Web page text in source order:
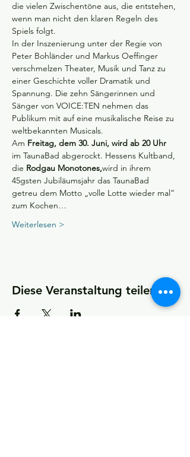
die vielen Zwischentöne aus, die entstehen,
wenn man nicht den klaren Regeln des
Spiels folgt.
In der Inszenierung unter der Regie von
Peter Bohländer und Markus Oeffinger
verschmelzen Theater, Musik und Tanz zu
einer Geschichte voller Dramatik und
Spannung. Die zehn Sängerinnen und
Sänger von VOICE:TEN nehmen das
Publikum mit auf eine musikalische Reise zu
weltbekannten Musicals.
Am Freitag, dem 30. Juni, wird ab 20 Uhr
im TaunaBad abgerockt. Hessens Kultband,
die Rodgau Monotones,wird in ihrem
45gsten Jubiläumsjahr das TaunaBad
getreu dem Motto „volle Lotte wieder mal“
zum Kochen…
Weiterlesen >
Diese Veranstaltung teilen